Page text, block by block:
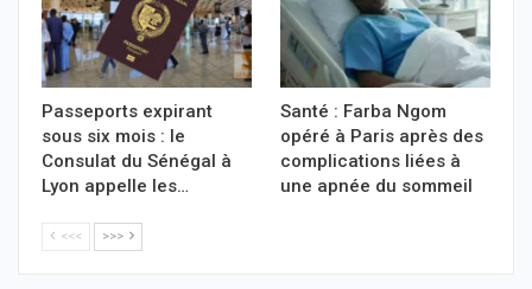
Passeports expirant
sous six mois : le
Consulat du Sénégal à
Lyon appelle les…
Santé : Farba Ngom
opéré à Paris après des
complications liées à
une apnée du sommeil
<<< >>>